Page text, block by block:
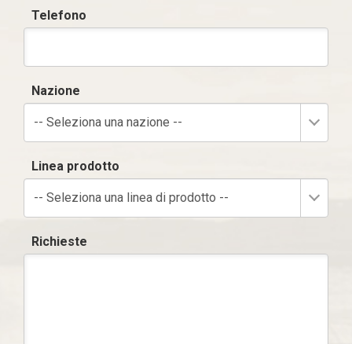
Telefono
Nazione
-- Seleziona una nazione --
Linea prodotto
-- Seleziona una linea di prodotto --
Richieste